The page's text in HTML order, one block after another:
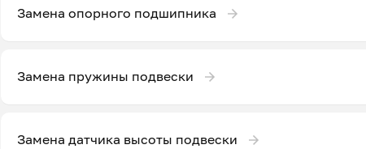
Замена опорного подшипника
Замена пружины подвески
Замена датчика высоты подвески